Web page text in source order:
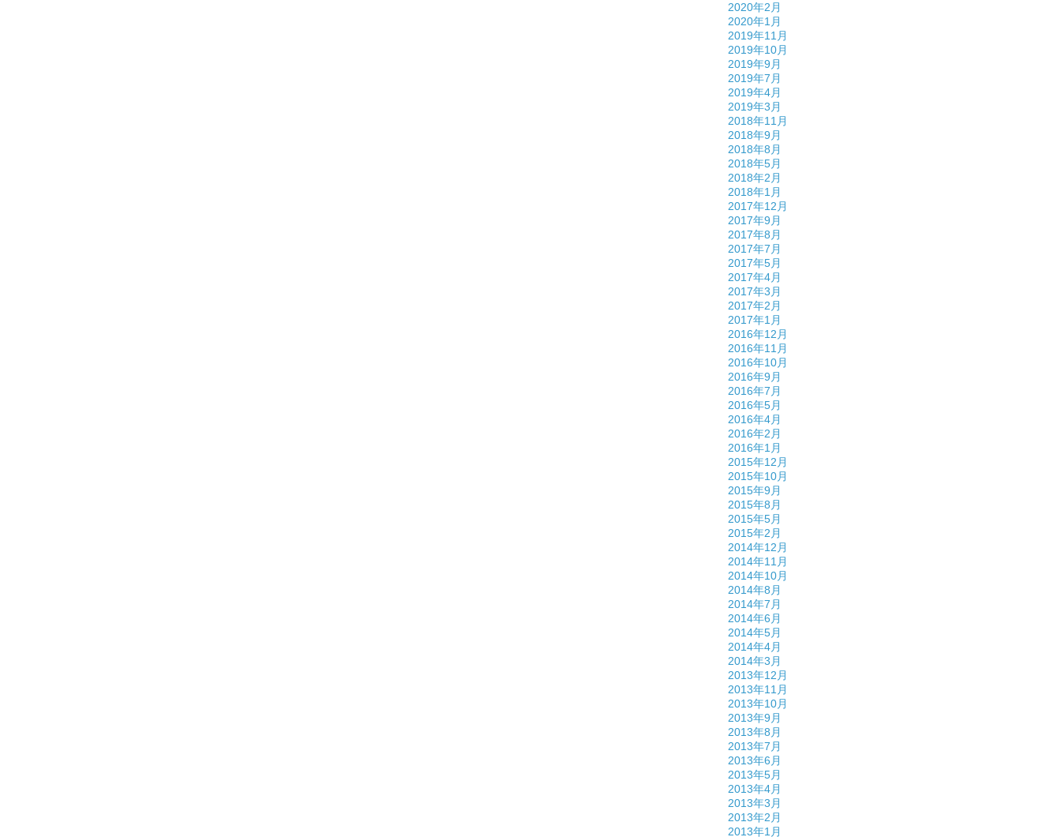
2020年2月
2020年1月
2019年11月
2019年10月
2019年9月
2019年7月
2019年4月
2019年3月
2018年11月
2018年9月
2018年8月
2018年5月
2018年2月
2018年1月
2017年12月
2017年9月
2017年8月
2017年7月
2017年5月
2017年4月
2017年3月
2017年2月
2017年1月
2016年12月
2016年11月
2016年10月
2016年9月
2016年7月
2016年5月
2016年4月
2016年2月
2016年1月
2015年12月
2015年10月
2015年9月
2015年8月
2015年5月
2015年2月
2014年12月
2014年11月
2014年10月
2014年8月
2014年7月
2014年6月
2014年5月
2014年4月
2014年3月
2013年12月
2013年11月
2013年10月
2013年9月
2013年8月
2013年7月
2013年6月
2013年5月
2013年4月
2013年3月
2013年2月
2013年1月